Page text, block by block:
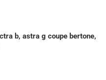
b, astra g coupe bertone,